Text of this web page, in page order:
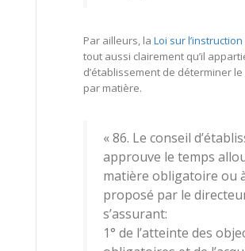
Par ailleurs, la Loi sur
tout aussi clairement qu’il
d’établissement de déterminer
par matière.
« 86. Le conseil
approuve le temps
matière obligatoire ou
proposé par le
s’assurant:
1° de l’atteinte des